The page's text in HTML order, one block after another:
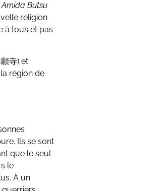
Butsu
religion
à tous et pas
寺) et
région de
Ils se sont
que le seul
le
À un